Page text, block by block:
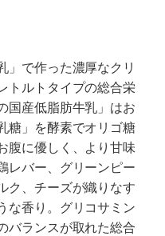
」で作った濃厚なクリ
トルトタイプの総合栄
国産低脂肪牛乳」はお
糖」を酵素でオリゴ糖
腹に優しく、より甘味
レバー、グリーンピー
ク、チーズが織りなす
な香り。グリコサミン
バランスが取れた総合